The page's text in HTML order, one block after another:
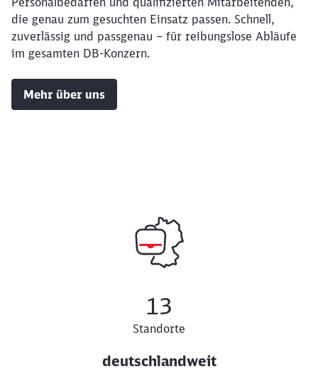
die genau zum gesuchten Einsatz passen. Schnell,
zuverlässig und passgenau – für reibungslose Abläufe
im gesamten DB-Konzern.
Mehr über uns
13
Standorte
deutschlandweit